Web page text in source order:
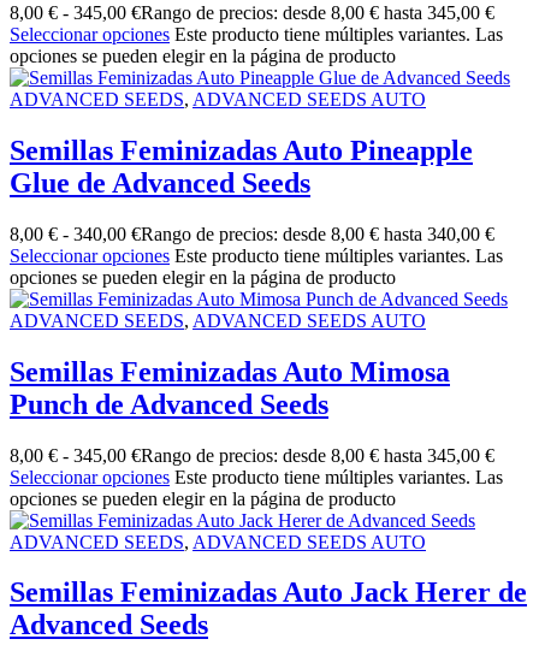
8,00 € - 345,00 €Rango de precios: desde 8,00 € hasta 345,00 €
Seleccionar opciones Este producto tiene múltiples variantes. Las
opciones se pueden elegir en la página de producto
ADVANCED SEEDS, ADVANCED SEEDS AUTO
Semillas Feminizadas Auto Pineapple
Glue de Advanced Seeds
8,00 € - 340,00 €Rango de precios: desde 8,00 € hasta 340,00 €
Seleccionar opciones Este producto tiene múltiples variantes. Las
opciones se pueden elegir en la página de producto
ADVANCED SEEDS, ADVANCED SEEDS AUTO
Semillas Feminizadas Auto Mimosa
Punch de Advanced Seeds
8,00 € - 345,00 €Rango de precios: desde 8,00 € hasta 345,00 €
Seleccionar opciones Este producto tiene múltiples variantes. Las
opciones se pueden elegir en la página de producto
ADVANCED SEEDS, ADVANCED SEEDS AUTO
Semillas Feminizadas Auto Jack Herer de
Advanced Seeds